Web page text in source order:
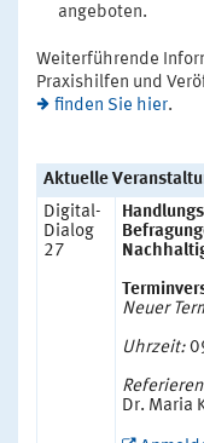
angeboten.
Weiterführende
Praxishilfen und
finden Sie hier.
Aktuelle
Digital-
Dialog
27
Neuer
Uhrzeit:
Dr. Maria